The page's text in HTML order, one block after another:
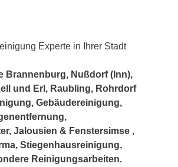
Experte in Ihrer Stadt
Brannenburg, Nußdorf (Inn),
und Erl, Raubling, Rohrdorf
Gebäudereinigung,
Jalousien & Fenstersimse ,
Stiegenhausreinigung,
Reinigungsarbeiten.